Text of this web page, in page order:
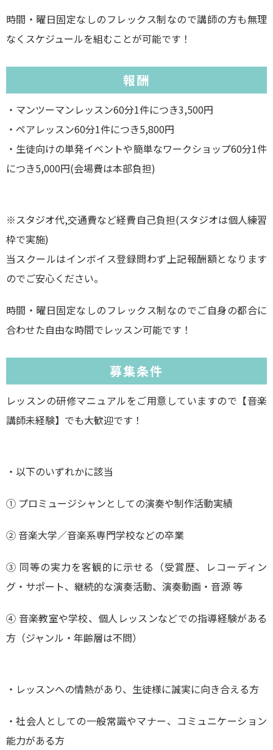
時間・曜日固定なしのフレックス制なので講師の方も無理
なくスケジュールを組むことが可能です！
報酬
・マンツーマンレッスン60分1件につき3,500円
・ペアレッスン60分1件につき5,800円
・生徒向けの単発イベントや簡単なワークショップ60分1件
につき5,000円(会場費は本部負担)
※スタジオ代,交通費など経費自己負担(スタジオは個人練習
枠で実施)
当スクールはインボイス登録問わず上記報酬額となります
のでご安心ください。
時間・曜日固定なしのフレックス制なのでご自身の都合に
合わせた自由な時間でレッスン可能です！
募集条件
レッスンの研修マニュアルをご用意していますので【音楽
講師未経験】でも大歓迎です！
・以下のいずれかに該当
① プロミュージシャンとしての演奏や制作活動実績
② 音楽大学／音楽系専門学校などの卒業
③ 同等の実力を客観的に示せる（受賞歴、レコーディン
グ・サポート、継続的な演奏活動、演奏動画・音源 等
④ 音楽教室や学校、個人レッスンなどでの指導経験がある
方（ジャンル・年齢層は不問）
・レッスンへの情熱があり、生徒様に誠実に向き合える方
・社会人としての一般常識やマナー、コミュニケーション
能力がある方